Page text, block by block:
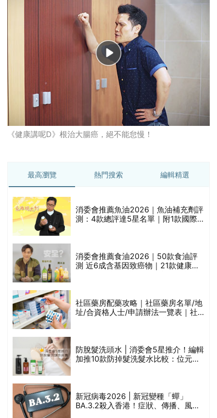
《健康講呢D》根治大腸癌，絕不能怠慢！
最高瀏覽 熱門搜索 編輯精選
消委會推薦魚油2026｜魚油補充劑評
測：4款總評達5星名單｜附1款國際
消委會推薦食油2026｜50款食油評
測 近6成含基因致癌物｜21款健康煮
社區藥房配藥攻略｜社區藥房名單/地
址/合資格人士/申請辦法一覽表｜社
防脫髮洗頭水 | 消委會5星推介！編輯
加推10款防掉髮洗髮水比較：位元
新冠病毒2026 | 新冠變種「蟬」
BA.3.2殺入香港！症狀、傳播、風險